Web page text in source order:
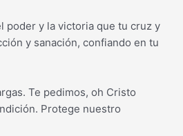
poder y la victoria que tu cruz y
y sanación, confiando en tu
Te pedimos, oh Cristo
Protege nuestro